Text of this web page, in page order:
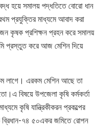
হয়ে সমালয় পদ্ধতিতে বোরো ধান
প্রযুক্তির মাধ্যমে আবাদ করা
কৃষক প্রশিক্ষন প্রহন করে সমালয়
প্রস্তুত করে আজ মেশিন দিয়ে
লাগে। এরকম মেশিন আছে তা
বিষয়ে উপজেলা কৃষি কর্মকর্তা
কৃষি যান্ত্রিকীকরন প্রকল্পের
ব্রিধান-৭৪ ৫০একর জমিতে রোপন